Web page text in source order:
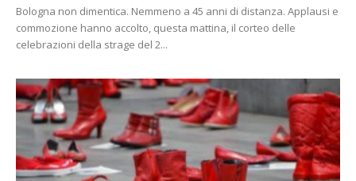
Bologna non dimentica. Nemmeno a 45 anni di distanza. Applausi e
commozione hanno accolto, questa mattina, il corteo delle
celebrazioni della strage del 2...